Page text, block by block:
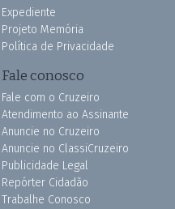
Expediente
Projeto Memória
Política de Privacidade
Fale conosco
Fale com o Cruzeiro
Atendimento ao Assinante
Anuncie no Cruzeiro
Anuncie no ClassiCruzeiro
Publicidade Legal
Repórter Cidadão
Trabalhe Conosco